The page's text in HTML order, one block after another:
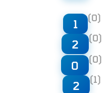
1 (0)
2 (0)
0 (0)
2 (1)